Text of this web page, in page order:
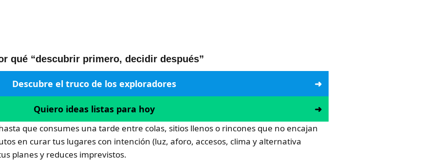
qué “descubrir primero, decidir después”
Descubre el truco de los exploradores
Quiero ideas listas para hoy
que consumes una tarde entre colas, sitios llenos o rincones que no encajan
en curar tus lugares con intención (luz, aforo, accesos, clima y alternativa
planes y reduces imprevistos.